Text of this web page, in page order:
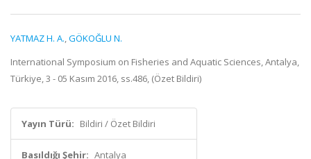
YATMAZ H. A.,GÖKOĞLU N.
International Symposium on Fisheries and Aquatic Sciences, Antalya,
Türkiye, 3 - 05 Kasım 2016, ss.486, (Özet Bildiri)
Yayın Türü: Bildiri / Özet Bildiri
Basıldığı Şehir: Antalya